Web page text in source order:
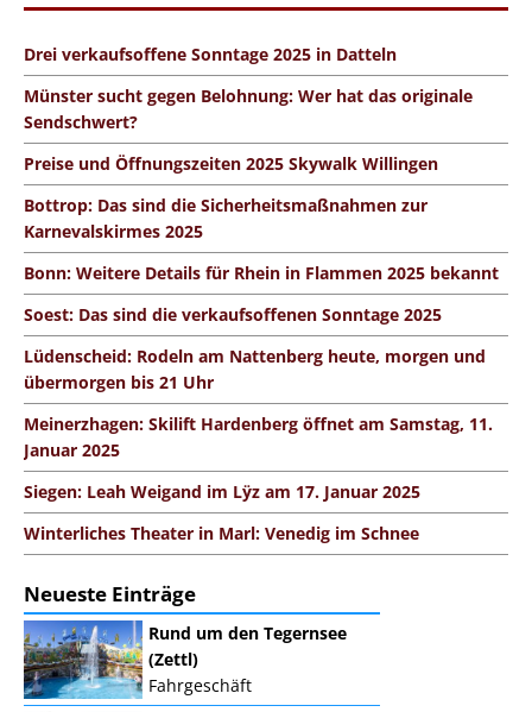
Drei verkaufsoffene Sonntage 2025 in Datteln
Münster sucht gegen Belohnung: Wer hat das originale
Sendschwert?
Preise und Öffnungszeiten 2025 Skywalk Willingen
Bottrop: Das sind die Sicherheitsmaßnahmen zur
Karnevalskirmes 2025
Bonn: Weitere Details für Rhein in Flammen 2025 bekannt
Soest: Das sind die verkaufsoffenen Sonntage 2025
Lüdenscheid: Rodeln am Nattenberg heute, morgen und
übermorgen bis 21 Uhr
Meinerzhagen: Skilift Hardenberg öffnet am Samstag, 11.
Januar 2025
Siegen: Leah Weigand im Lÿz am 17. Januar 2025
Winterliches Theater in Marl: Venedig im Schnee
Neueste Einträge
Rund um den Tegernsee
(Zettl)
Fahrgeschäft